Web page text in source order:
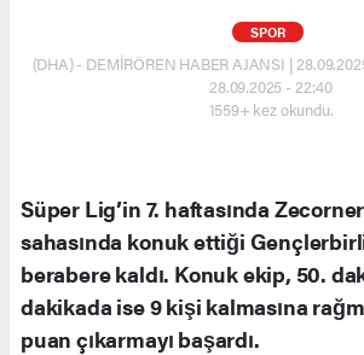
SPOR
(DHA) - DEMİRÖREN HABER AJANSI |
28.09.2025 - 22:40
1559+ kez okundu.
Süper Lig’in 7. haftasında
sahasında konuk ettiği
berabere kaldı. Konuk ekip, 50.
dakikada ise 9 kişi kalmasına
puan çıkarmayı başardı.